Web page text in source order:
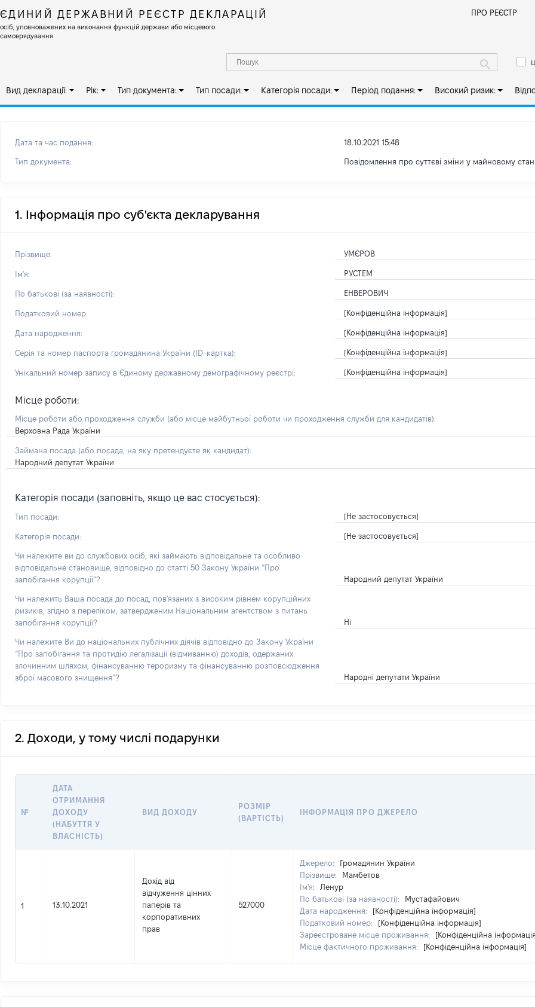
ЄДИНИЙ ДЕРЖАВНИЙ РЕЄСТР ДЕКЛАРАЦІЙ
осіб, уповноважених на виконання функцій держави або місцевого
самоврядування
ПРО РЕЄСТР
Вид декларації: Рік: Тип документа: Тип посади: Категорія посади: Період подання: Високий ризик:
Дата та час подання: 18.10.2021 15:48
Тип документа: Повідомлення про суттєві зміни y майновому
1. Інформація про суб'єкта декларування
Прізвище: УМЄРОВ
Ім'я: РУСТЕМ
По батькові (за наявності): ЕНВЕРОВИЧ
Податковий номер: [Конфіденційна інформація]
Дата народження: [Конфіденційна інформація]
Серія та номер паспорта громадянина України (ID-картка): [Конфіденційна інформація]
Унікальний номер запису в Єдиному державному демографічному реєстрі: [Конфіденційна інформація]
Місце роботи:
Місце роботи або проходження служби (або місце майбутньої роботи чи проходження служби для кандидатів):
Верховна Рада України
Займана посада (або посада, на яку претендуєте як кандидат):
Народний депутат України
Категорія посади (заповніть, якщо це вас стосується):
Тип посади: [Не застосовується]
Категорія посади: [Не застосовується]
Чи належите ви до службових осіб, які займають відповідальне та особливо
відповідальне становище, відповідно до статті 50 Закону України “Про
запобігання корупції”?
Народний депутат України
Чи належить Ваша посада до посад, пов'язаних з високим рівнем корупційних
ризиків, згідно з переліком, затвердженим Національним агентством з питань
запобігання корупції?
Ні
Чи належите Ви до національних публічних діячів відповідно до Закону України
“Про запобігання та протидію легалізації (відмиванню) доходів, одержаних
злочинним шляхом, фінансуванню тероризму та фінансуванню розповсюдження
зброї масового знищення”?
Народні депутати України
2. Доходи, у тому числі подарунки
№
ДАТА
ОТРИМАННЯ
ДОХОДУ
(НАБУТТЯ У
ВЛАСНІСТЬ)
ВИД ДОХОДУ
РОЗМІР
(ВАРТІСТЬ)
ІНФОРМАЦІЯ ПРО ДЖЕРЕЛО
1 13.10.2021
Дохід від
відчуження цінних
паперів та
корпоративних
прав
527000
Джерело:
Громадянин України
Прізвище:
Мамбетов
Ім'я:
Ленур
По батькові (за наявності):
Мустафайович
Дата народження:
[Конфіденційна інформація]
Податковий номер:
[Конфіденційна інформація]
Зареєстроване місце проживання:
[Конфіденційна
Місце фактичного проживання:
[Конфіденційна інформація]